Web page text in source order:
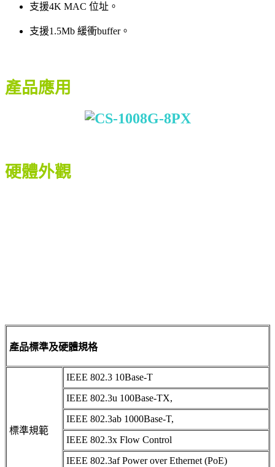
支援4K MAC 位址。
支援1.5Mb 緩衝buffer。
產品應用
硬體外觀
產品標準及硬體規格
標準規範
IEEE 802.3 10Base-T
IEEE 802.3u 100Base-TX,
IEEE 802.3ab 1000Base-T,
IEEE 802.3x Flow Control
IEEE 802.3af Power over Ethernet (PoE)